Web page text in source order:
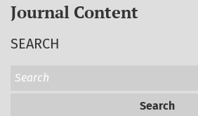
Journal Content
SEARCH
Search